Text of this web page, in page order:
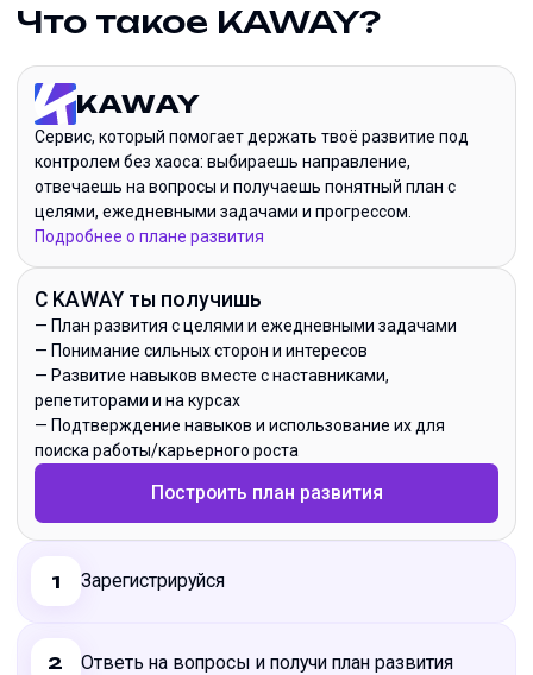
Что такое KAWAY?
KAWAY
Сервис, который помогает держать твоё развитие под
контролем без хаоса: выбираешь направление,
отвечаешь на вопросы и получаешь понятный план с
целями, ежедневными задачами и прогрессом.
Подробнее о плане развития
С KAWAY ты получишь
— План развития с целями и ежедневными задачами
— Понимание сильных сторон и интересов
— Развитие навыков вместе с наставниками,
репетиторами и на курсах
— Подтверждение навыков и использование их для
поиска работы/карьерного роста
Построить план развития
1 Зарегистрируйся
2 Ответь на вопросы и получи план развития